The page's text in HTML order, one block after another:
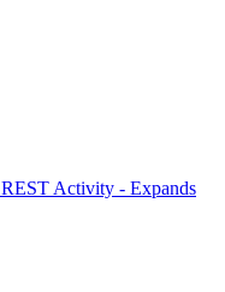
REST Activity - Expands